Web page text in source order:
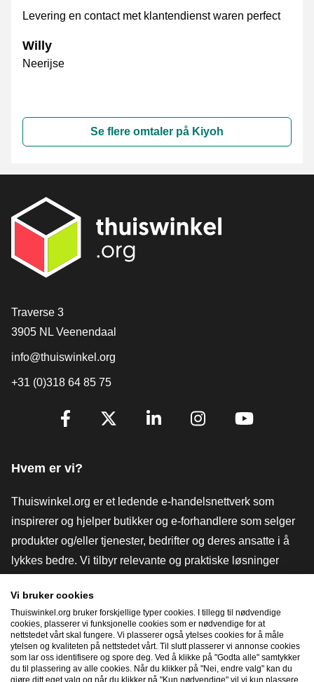
Levering en contact met klantendienst waren perfect
Willy
Neerijse
Se flere omtaler på Kiyoh
[_General:Contact]
Traverse 3
3905 NL Veenendaal
info@thuiswinkel.org
+31 (0)318 64 85 75
[_General:SocialMediaTitle]
Hvem er vi?
Thuiswinkel.org er et ledende e-handelsnettverk som
inspirerer og hjelper butikker og e-forhandlere som selger
produkter og/eller tjenester, bedrifter og deres ansatte i å
lykkes bedre. Vi tilbyr relevante og praktiske løsninger
verktøy og råd, advokatvirksomhet, markedsundersøkelser,
og har vår egen utdanningsplattform, Thuiswinkel e-
Academy.
Vi bruker cookies
Thuiswinkel.org bruker forskjellige typer cookies. I tillegg til nødvendige
cookies, plasserer vi funksjonelle cookies som er nødvendige for at
nettstedet vårt skal fungere. Vi plasserer også ytelses cookies for å måle
ytelsen og kvaliteten på nettstedet vårt. Til slutt plasserer vi annonse cookies
som lar oss identifisere og spore deg. Ved å klikke på "Godta alle" samtykker
du til plassering av alle cookies. Når du klikker på "Nei, endre valg" kan du
gjøre ditt eget valg og når du klikker på "Kun nødvendige" vil vi kun plassere